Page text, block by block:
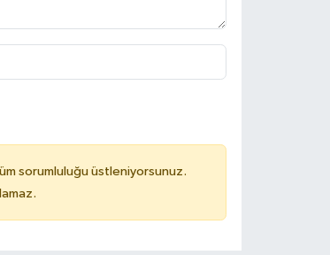
sorumluluğu üstleniyorsunuz.